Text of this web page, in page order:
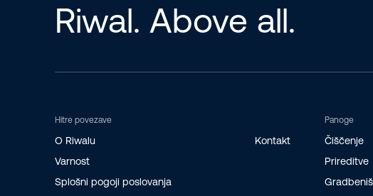
Riwal. Above all.
Hitre povezave
O Riwalu
Varnost
Splošni pogoji poslovanja
Kontakt
Panoge
Čiščenje
Prireditve